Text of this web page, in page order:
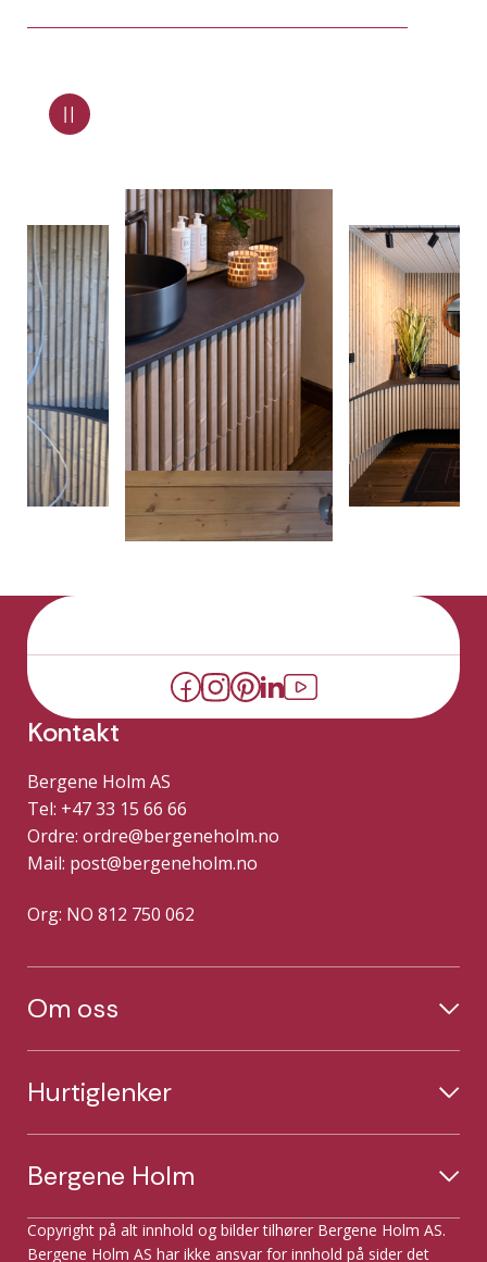
Kontakt
Bergene Holm AS
Tel: +47 33 15 66 66
Ordre: ordre@bergeneholm.no
Mail: post@bergeneholm.no
Org: NO 812 750 062
Om oss
Hurtiglenker
Bergene Holm
Copyright på alt innhold og bilder tilhører Bergene Holm AS.
Bergene Holm AS har ikke ansvar for innhold på sider det